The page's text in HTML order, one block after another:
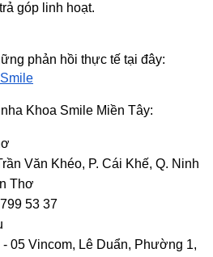
góp linh hoạt.
phản hồi thực tế tại đây:
Khoa Smile Miền Tây:
Văn Khéo, P. Cái Khế, Q. Ninh
Thơ
53 37
- 05 Vincom, Lê Duẩn, Phường 1,